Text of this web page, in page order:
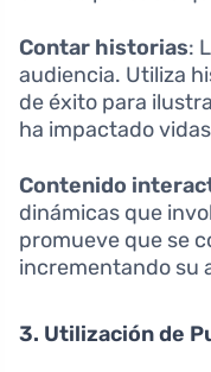
Contar historias:
audiencia. Utiliza
de éxito para
ha impactado
Contenido
dinámicas que
promueve que se
incrementando su
3. Utilización de